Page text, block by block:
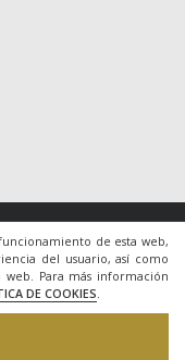
de esta web,
del usuario, así como
Para más información
DE COOKIES.
Una web